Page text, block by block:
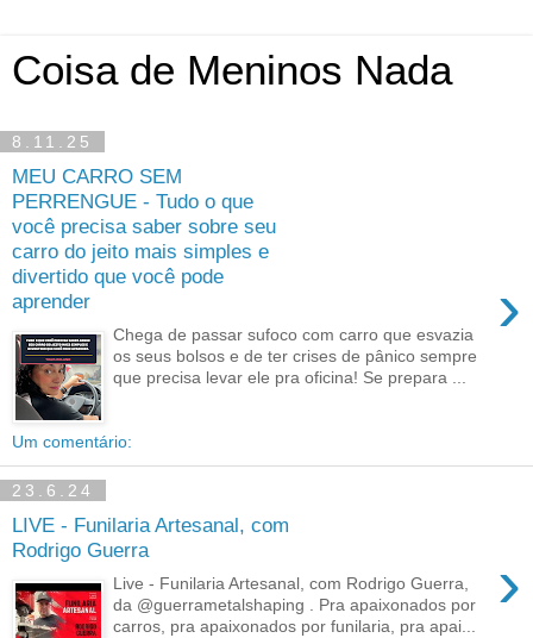
Coisa de Meninos Nada
8.11.25
MEU CARRO SEM
PERRENGUE - Tudo o que
você precisa saber sobre seu
carro do jeito mais simples e
divertido que você pode
aprender
›
Chega de passar sufoco com carro que esvazia
os seus bolsos e de ter crises de pânico sempre
que precisa levar ele pra oficina! Se prepara ...
Um comentário:
23.6.24
LIVE - Funilaria Artesanal, com
Rodrigo Guerra
›
Live - Funilaria Artesanal, com Rodrigo Guerra,
da @guerrametalshaping . Pra apaixonados por
carros, pra apaixonados por funilaria, pra apai...